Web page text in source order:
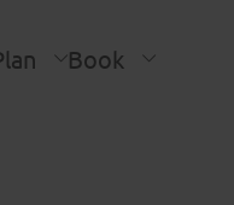
Book